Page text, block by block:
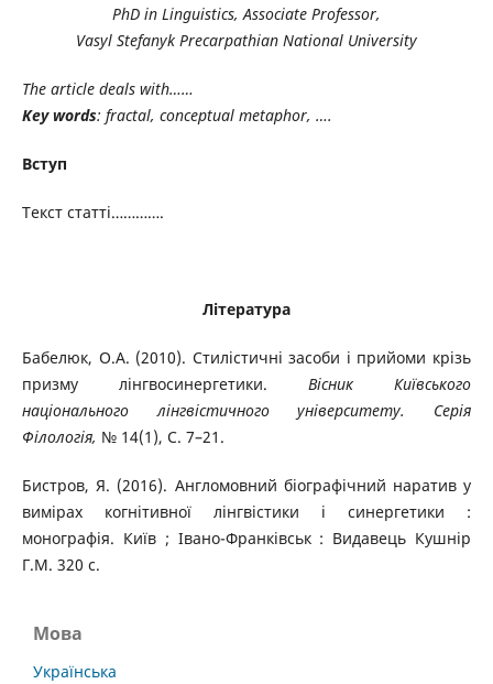
PhD in Linguistics, Associate Professor,
Vasyl Stefanyk Precarpathian National University
The article deals with……
Key words: fractal, conceptual metaphor, ….
Вступ
Текст статті………….
Література
Бабелюк, О.А. (2010). Стилістичні засоби і прийоми крізь
призму лінгвосинергетики.Вісник Київського
національного лінгвістичного університету. Серія
Філологія, № 14(1), С. 7–21.
Бистров, Я. (2016). Англомовний біографічний наратив у
вимірах когнітивної лінгвістики і синергетики :
монографія. Київ ; Івано-Франківськ : Видавець Кушнір
Г.М. 320 с.
Мова
Українська